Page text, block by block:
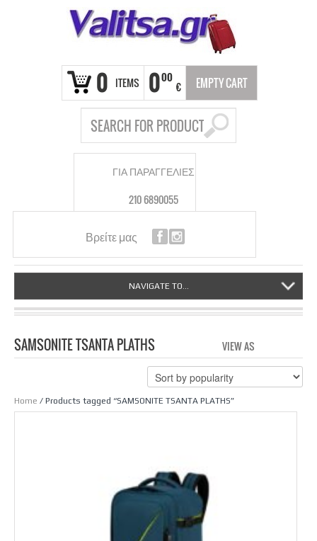
0 ITEMS 000
€ EMPTY CART
ΓΙΑ ΠΑΡΑΓΓΕΛΙΕΣ
210 6890055
Βρείτε μας
NAVIGATE TO...
SAMSONITE TSANTA PLATHS VIEW AS
Home / Products tagged “SAMSONITE TSANTA PLATHS”